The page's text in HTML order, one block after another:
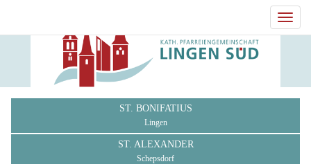
ST. BONIFATIUS
Lingen
ST. ALEXANDER
Schepsdorf